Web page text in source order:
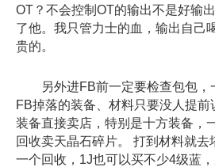
OT？不会控制OT的输出不是好输
了他。我只管力士的血，输出自己
贵的。
另外进FB前一定要检查包包，
FB掉落的装备、材料只要没人提
装备直接卖店，特别是十方装备，
回收卖天晶石碎片。 打到材料就去
一个回收，1J也可以买不少4级蓝，